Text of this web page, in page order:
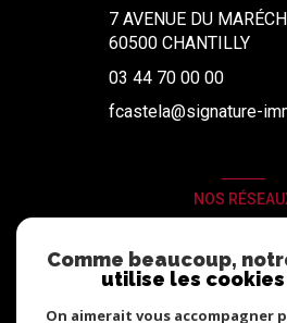
7 AVENUE DU
60500 CHANTILLY
03 44 70 00 00
fcastela@signature-
NOS
Comme beaucoup,
utilise les cookies
On aimerait vous accompagner